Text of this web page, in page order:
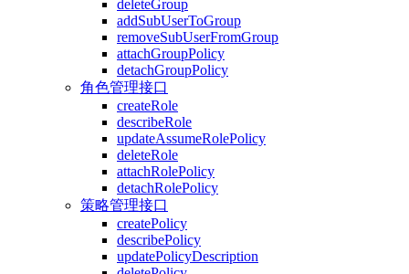
deleteGroup
addSubUserToGroup
removeSubUserFromGroup
attachGroupPolicy
detachGroupPolicy
角色管理接口
createRole
describeRole
updateAssumeRolePolicy
deleteRole
attachRolePolicy
detachRolePolicy
策略管理接口
createPolicy
describePolicy
updatePolicyDescription